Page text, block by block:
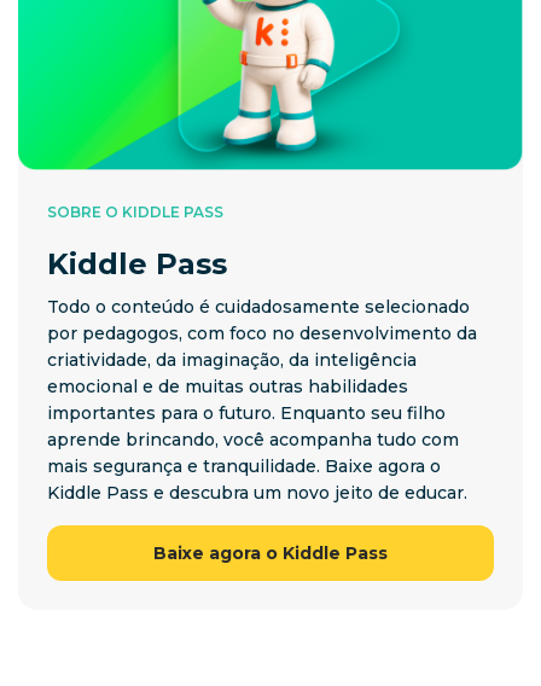
SOBRE O KIDDLE PASS
Kiddle Pass
Todo o conteúdo é cuidadosamente selecionado
por pedagogos, com foco no desenvolvimento da
criatividade, da imaginação, da inteligência
emocional e de muitas outras habilidades
importantes para o futuro. Enquanto seu filho
aprende brincando, você acompanha tudo com
mais segurança e tranquilidade. Baixe agora o
Kiddle Pass e descubra um novo jeito de educar.
Baixe agora o Kiddle Pass